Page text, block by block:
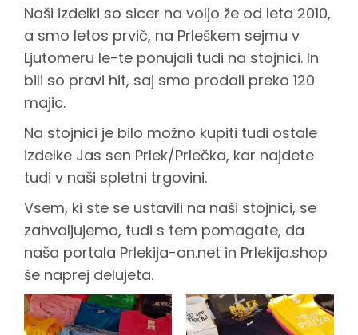
š
k
e
m
s
e
j
Naši izdelki so sicer na voljo že od leta 2010,
a smo letos prvič, na Prleškem sejmu v
Ljutomeru le-te ponujali tudi na stojnici. In
bili so pravi hit, saj smo prodali preko 120
majic.
Na stojnici je bilo možno kupiti tudi ostale
izdelke Jas sen Prlek/Prlečka, kar najdete
tudi v naši spletni trgovini.
Vsem, ki ste se ustavili na naši stojnici, se
zahvaljujemo, tudi s tem pomagate, da
naša portala Prlekija-on.net in Prlekija.shop
še naprej delujeta.